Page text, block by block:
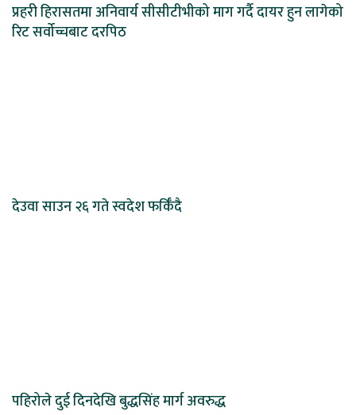
प्रहरी हिरासतमा अनिवार्य सीसीटीभीको माग गर्दै दायर हुन लागेको
रिट सर्वोच्चबाट दरपिठ
देउवा साउन २६ गते स्वदेश फर्किँदै
पहिरोले दुई दिनदेखि बुद्धसिंह मार्ग अवरुद्ध